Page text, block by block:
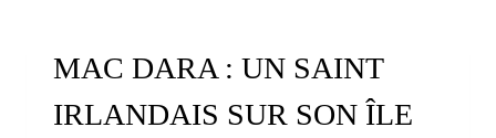
COUVENT
AUGUSTINS
MAC DARA : UN SAINT
IRLANDAIS SUR SON ÎLE